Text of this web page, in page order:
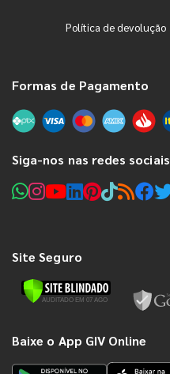
Política de devolução
Formas de Pagamento
Siga-nos nas redes sociais
Site Seguro
Baixe o App GIV Online